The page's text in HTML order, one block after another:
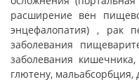
расширение вен
энцефалопатия) , рак
заболевания
заболевания
глютену,